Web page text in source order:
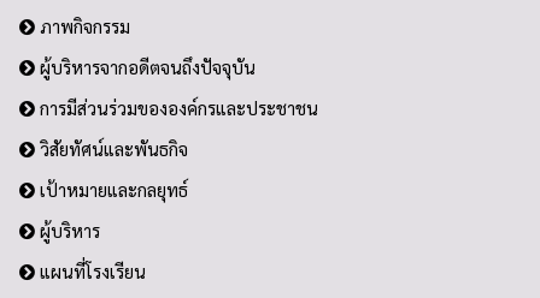
ภาพกิจกรรม
ผู้บริหารจากอดีตจนถึงปัจจุบัน
การมีส่วนร่วมขององค์กรและประชาชน
วิสัยทัศน์และพันธกิจ
เป้าหมายและกลยุทธ์
ผู้บริหาร
แผนที่โรงเรียน